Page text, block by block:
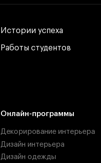
Истории успеха
Истории успеха
Работы студентов
Работы студентов
Онлайн-программы
Декорирование интерьера
Дизайн интерьера
Дизайн одежды